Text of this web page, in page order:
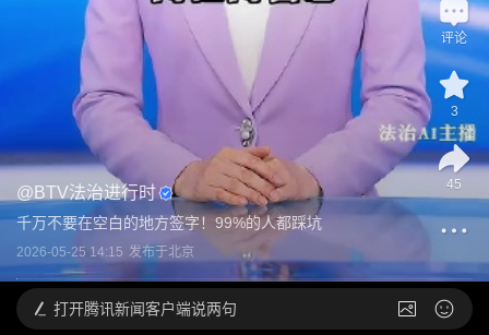
@ BTV法治进行时
千万不要在空白的地方签字！99%的人都踩坑
2026-05-25 14:15 发布于北京
评论
3
45
打开腾讯新闻客户端说两句